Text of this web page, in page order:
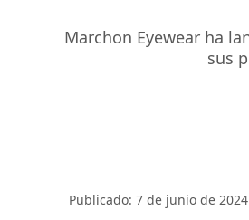
Marchon Eyewear ha
sus
Publicado: 7 de junio de